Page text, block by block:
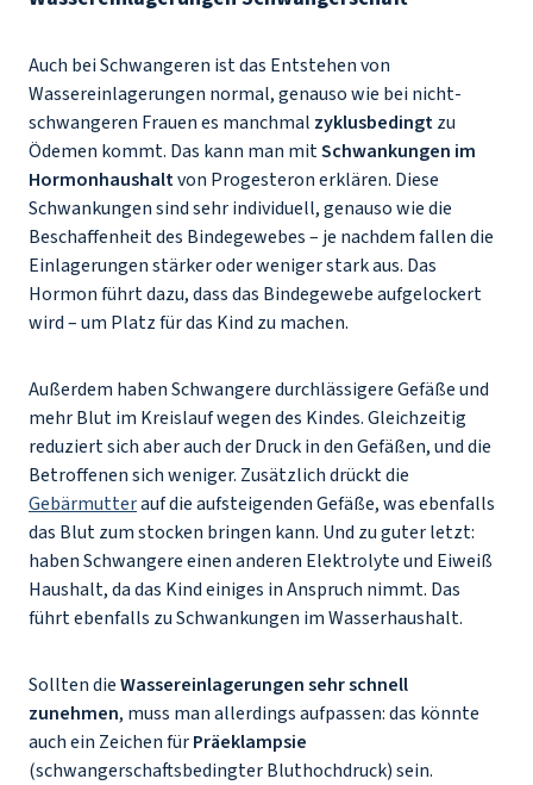
Auch bei Schwangeren ist das Entstehen von
Wassereinlagerungen normal, genauso wie bei nicht-
schwangeren Frauen es manchmal zyklusbedingtzu
Ödemen kommt. Das kann man mitSchwankungen im
Hormonhaushaltvon Progesteron erklären. Diese
Schwankungen sind sehr individuell, genauso wie die
Beschaffenheit des Bindegewebes – je nachdem fallen die
Einlagerungen stärker oder weniger stark aus. Das
Hormon führt dazu, dass das Bindegewebe aufgelockert
wird – um Platz für das Kind zu machen.
Außerdem haben Schwangere durchlässigere Gefäße und
mehr Blut im Kreislauf wegen des Kindes. Gleichzeitig
reduziert sich aber auch der Druck in den Gefäßen, und die
Betroffenen sich weniger. Zusätzlich drückt die
Gebärmutterauf die aufsteigenden Gefäße, was ebenfalls
das Blut zum stocken bringen kann. Und zu guter letzt:
haben Schwangere einen anderen Elektrolyte und Eiweiß
Haushalt, da das Kind einiges in Anspruch nimmt. Das
führt ebenfalls zu Schwankungen im Wasserhaushalt.
Sollten dieWassereinlagerungen sehr schnell
zunehmen, muss man allerdings aufpassen: das könnte
auch ein Zeichen fürPräeklampsie
(schwangerschaftsbedingter Bluthochdruck) sein.